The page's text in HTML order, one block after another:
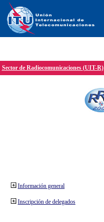
Sector de Radiocomunicaciones (UIT-R)
Información general
Inscripción de delegados